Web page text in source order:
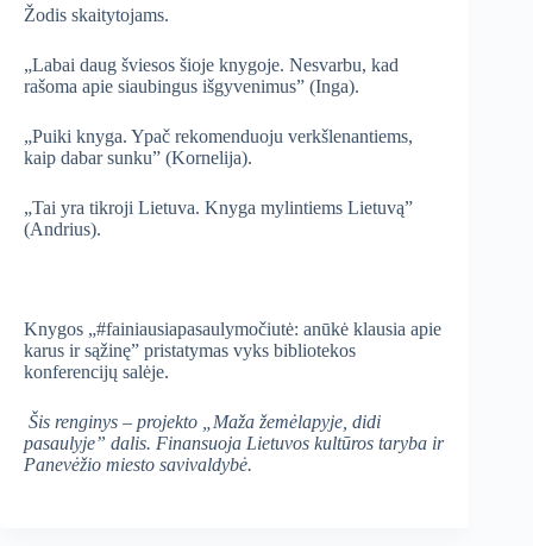
Žodis skaitytojams.
„Labai daug šviesos šioje knygoje. Nesvarbu, kad
rašoma apie siaubingus išgyvenimus” (Inga).
„Puiki knyga. Ypač rekomenduoju verkšlenantiems,
kaip dabar sunku” (Kornelija).
„Tai yra tikroji Lietuva. Knyga mylintiems Lietuvą”
(Andrius).
Knygos „#fainiausiapasaulymočiutė: anūkė klausia apie
karus ir sąžinę” pristatymas vyks bibliotekos
konferencijų salėje.
Šis renginys – projekto „Maža žemėlapyje, didi
pasaulyje” dalis. Finansuoja Lietuvos kultūros taryba ir
Panevėžio miesto savivaldybė.